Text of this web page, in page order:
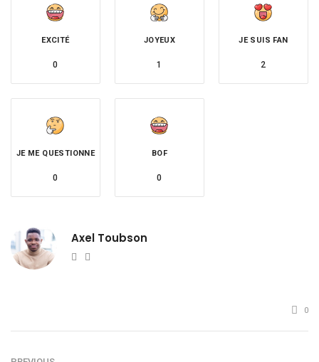
EXCITÉ
0
JOYEUX
1
JE SUIS FAN
2
JE ME QUESTIONNE
0
BOF
0
Axel Toubson
Website
0